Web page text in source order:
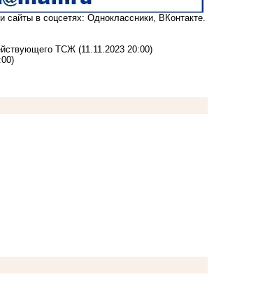
сайты в соцсетях: Одноклассники, ВКонтакте
ТСЖ (11.11.2023 20:00)